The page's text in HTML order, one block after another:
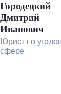
Городецкий
Дмитрий
Иванович
Юрист по
сфере